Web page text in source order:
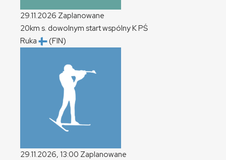
29.11.2026 Zaplanowane
20km s. dowolnym start wspólnyKPŚ
Ruka
(FIN)
29.11.2026, 13:00 Zaplanowane